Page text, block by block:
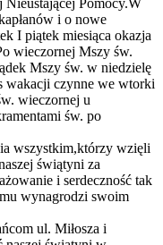
Pomocy.W
i o nowe
I piątek miesiąca okazja
wieczornej Mszy św.
Mszy św. w niedzielę
wakacji czynne we wtorki
wieczornej u
św. po
wszystkim,którzy wzięli
świątyni za
i serdeczność tak
wynagrodzi swoim
ul. Miłosza i